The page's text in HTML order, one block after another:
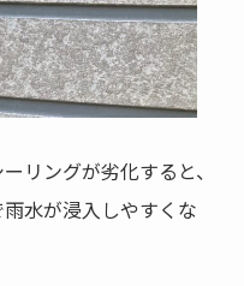
リングが劣化すると、
水が浸入しやすくな